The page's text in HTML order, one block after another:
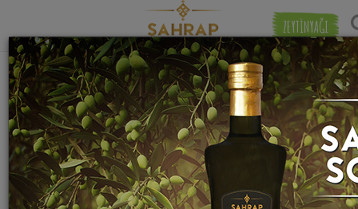
ZEYTİNYAĞI
"helva" etiketiyle eşleşen (1) tarif bulundu. Eşleşmeye